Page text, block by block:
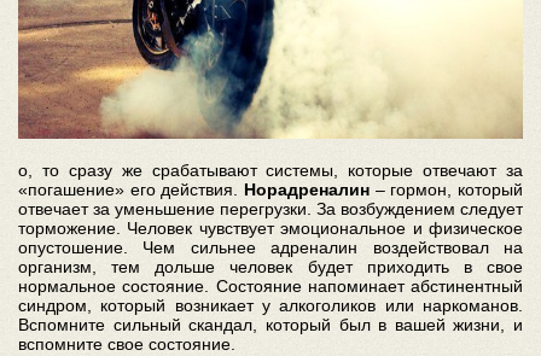
о, то сразу же срабатывают системы, которые отвечают за
«погашение» его действия. Норадреналин – гормон, который
отвечает за уменьшение перегрузки. За возбуждением следует
торможение. Человек чувствует эмоциональное и физическое
опустошение. Чем сильнее адреналин воздействовал на
организм, тем дольше человек будет приходить в свое
нормальное состояние. Состояние напоминает абстинентный
синдром, который возникает у алкоголиков или наркоманов.
Вспомните сильный скандал, который был в вашей жизни, и
вспомните свое состояние.